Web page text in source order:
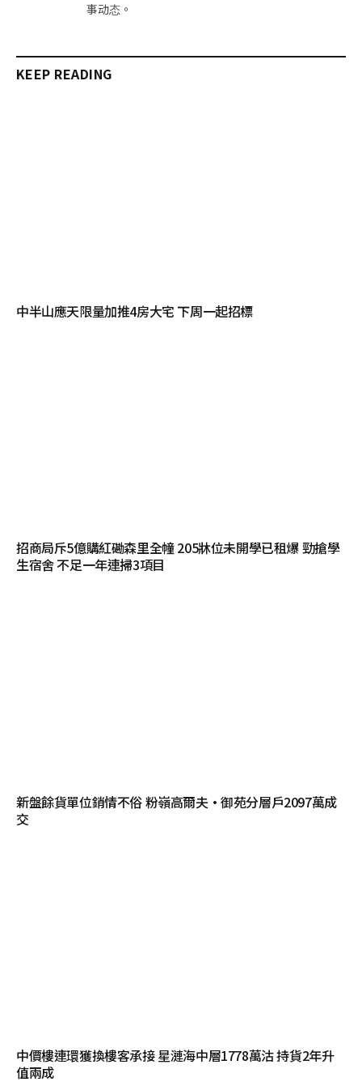
事动态。
KEEP READING
中半山應天限量加推4房大宅 下周一起招標
招商局斥5億購紅磡森里全幢 205牀位未開學已租爆 勁搶學
生宿舍 不足一年連掃3項目
新盤餘貨單位銷情不俗 粉嶺高爾夫·御苑分層戶2097萬成
交
中價樓連環獲換樓客承接 星漣海中層1778萬沽 持貨2年升
值兩成